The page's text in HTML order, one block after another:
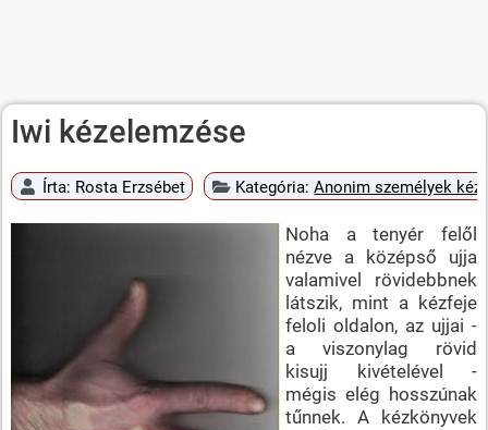
Iwi kézelemzése
Írta: Rosta Erzsébet Kategória:Anonim személyek
Noha a tenyér felől
nézve a középső ujja
valamivel rövidebbnek
látszik, mint a kézfeje
feloli oldalon, az ujjai -
a viszonylag rövid
kisujj kivételével -
mégis elég hosszúnak
tűnnek. A kézkönyvek